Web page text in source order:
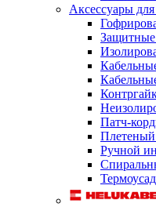
Аксессуары для
Патч-
Ручной